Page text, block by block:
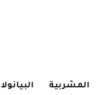
المشربية البيانولا